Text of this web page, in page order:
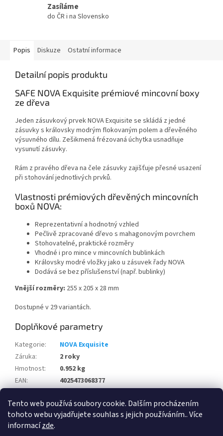
Tento web používá soubory cookie. Dalším procházením
tohoto webu vyjadřujete souhlas s jejich používáním.. Více
informacízde.
Zasíláme
do ČR i na Slovensko
Popis Diskuze Ostatní informace
Detailní popis produktu
SAFE NOVA Exquisite prémiové mincovní boxy
ze dřeva
Jeden zásuvkový prvek NOVA Exquisite se skládá z jedné
zásuvky s královsky modrým flokovaným polem a dřevěného
výsuvného dílu. Zešikmená frézovaná úchytka usnadňuje
vysunutí zásuvky.
Rám z pravého dřeva na čele zásuvky zajišťuje přesné usazení
při stohování jednotlivých prvků.
Vlastnosti prémiových dřevěných mincovních
boxů NOVA:
Reprezentativní a hodnotný vzhled
Pečlivě zpracované dřevo s mahagonovým povrchem
Stohovatelné, praktické rozměry
Vhodné i pro mince v mincovních bublinkách
Královsky modré vložky jako u zásuvek řady NOVA
Dodává se bez příslušenství (např. bublinky)
Vnější rozměry: 255 x 205 x 28 mm
Dostupné v 29 variantách.
Doplňkové parametry
Kategorie:
NOVA Exquisite
Záruka:
2 roky
Hmotnost:
0.952 kg
EAN:
4025473068377
Výrobce: SAFE